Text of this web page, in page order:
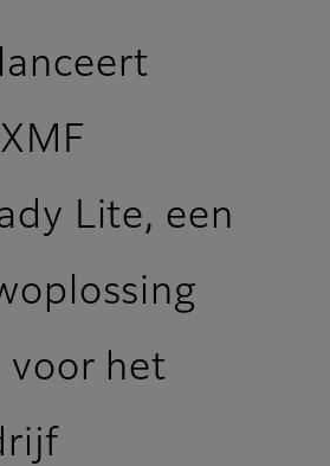
Lite, een
voor het